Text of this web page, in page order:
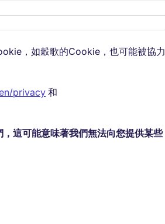
，如穀歌的Cookie，也可能被協力
privacy 和
這可能意味著我們無法向您提供某些